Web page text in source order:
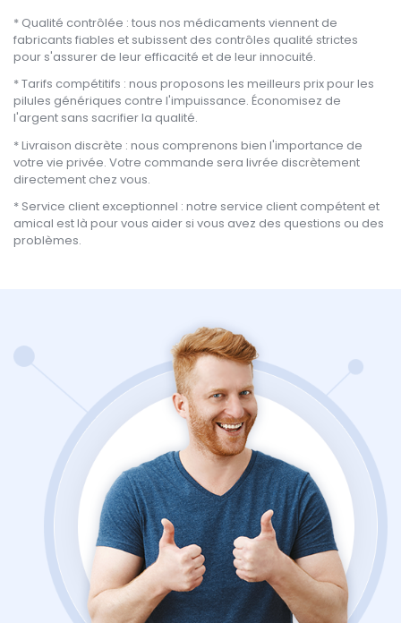
Qualité contrôlée : tous nos médicaments viennent de
fabricants fiables et subissent des contrôles qualité strictes
pour s'assurer de leur efficacité et de leur innocuité.
Tarifs compétitifs : nous proposons les meilleurs prix pour les
pilules génériques contre l'impuissance. Économisez de
l'argent sans sacrifier la qualité.
Livraison discrète : nous comprenons bien l'importance de
votre vie privée. Votre commande sera livrée discrètement
directement chez vous.
Service client exceptionnel : notre service client compétent et
amical est là pour vous aider si vous avez des questions ou des
problèmes.